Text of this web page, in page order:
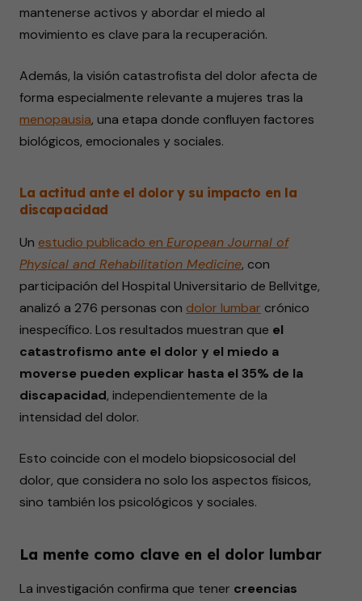
mantenerse activos y abordar el miedo al
movimiento es clave para la recuperación.
Además, la visión catastrofista del dolor afecta de
forma especialmente relevante a mujeres tras la
menopausia, una etapa donde confluyen factores
biológicos, emocionales y sociales.
La actitud ante el dolor y su impacto en la
discapacidad
Un estudio publicado en European Journal of
Physical and Rehabilitation Medicine, con
participación del Hospital Universitario de Bellvitge,
analizó a 276 personas con dolor lumbar crónico
inespecífico. Los resultados muestran que el
catastrofismo ante el dolor y el miedo a
moverse pueden explicar hasta el 35% de la
discapacidad, independientemente de la
intensidad del dolor.
Esto coincide con el modelo biopsicosocial del
dolor, que considera no solo los aspectos físicos,
sino también los psicológicos y sociales.
La mente como clave en el dolor lumbar
La investigación confirma que tener creencias